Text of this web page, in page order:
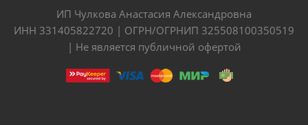
ИП Чулкова Анастасия Александровна
ИНН 331405822720 | ОГРН/ОГРНИП 325508100350519
| Не является публичной офертой